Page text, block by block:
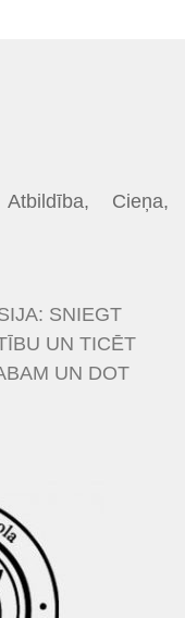
Cieņa,
SNIEGT
UN TICĒT
UN DOT